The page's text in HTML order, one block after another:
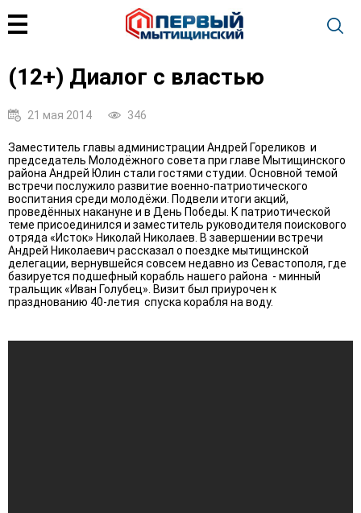
(12+) Диалог с властью
21 мая 2014 346
Заместитель главы администрации Андрей Гореликов и
председатель Молодёжного совета при главе Мытищинского
района Андрей Юлин стали гостями студии. Основной темой
встречи послужило развитие военно-патриотического
воспитания среди молодёжи. Подвели итоги акций,
проведённых накануне и в День Победы. К патриотической
теме присоединился и заместитель руководителя поискового
отряда «Исток» Николай Николаев. В завершении встречи
Андрей Николаевич рассказал о поездке мытищинской
делегации, вернувшейся совсем недавно из Севастополя, где
базируется подшефный корабль нашего района - минный
тральщик «Иван Голубец». Визит был приурочен к
празднованию 40-летия спуска корабля на воду.